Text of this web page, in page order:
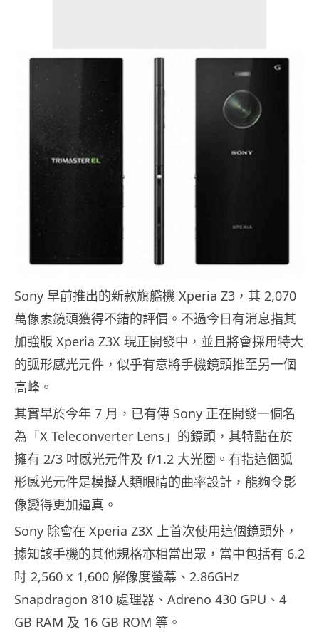
Sony 早前推出的新款旗艦機 Xperia Z3，其 2,070
萬像素鏡頭獲得不錯的評價。不過今日有消息指其
加強版 Xperia Z3X 現正開發中，並且將會採用特大
的弧形感光元件，似乎有意將手機鏡頭推至另一個
高峰。
其實早於今年 7 月，已有傳 Sony 正在開發一個名
為「X Teleconverter Lens」的鏡頭，其特點在於
擁有 2/3 吋感光元件及 f/1.2 大光圈。有指這個弧
形感光元件是模擬人類眼睛的曲率設計，能夠令影
像變得更加逼真。
Sony 除會在 Xperia Z3X 上首次使用這個鏡頭外，
據知該手機的其他規格亦相當出眾，當中包括有 6.2
吋 2,560 x 1,600 解像度螢幕、2.86GHz
Snapdragon 810 處理器、Adreno 430 GPU、4
GB RAM 及 16 GB ROM 等。